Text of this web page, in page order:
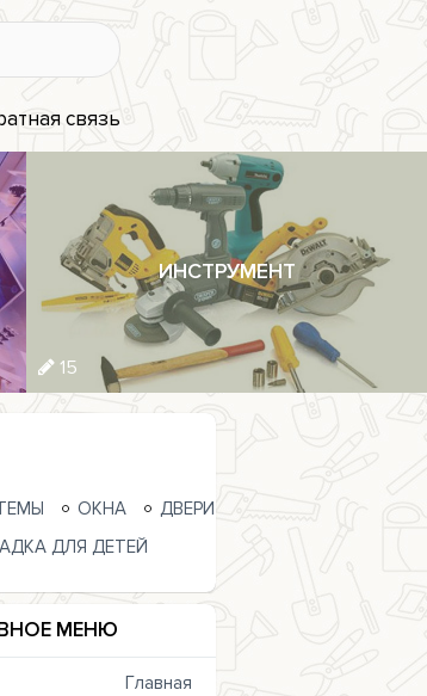
связь
ИНСТРУМЕНТ
15
ОКНА
ДВЕРИ
ДЛЯ ДЕТЕЙ
МЕНЮ
Главная